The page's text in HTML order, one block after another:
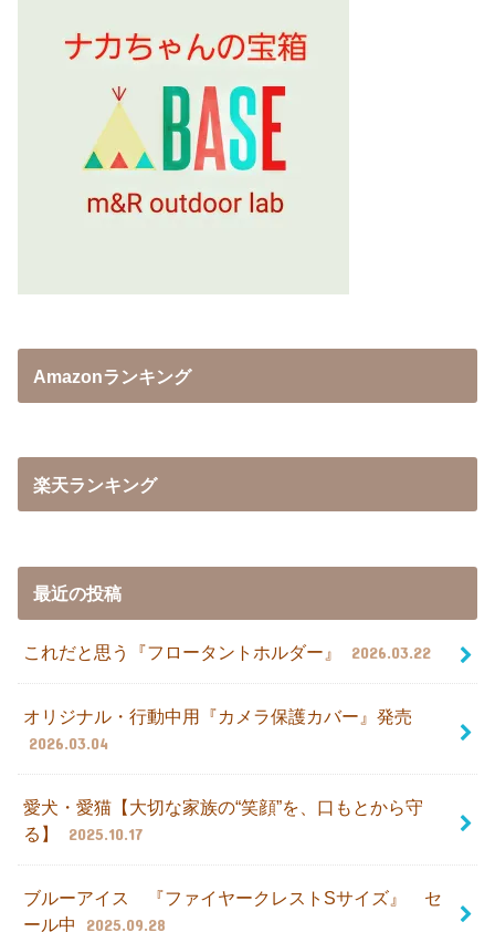
Amazonランキング
楽天ランキング
最近の投稿
これだと思う『フロータントホルダー』 2026.03.22
オリジナル・行動中用『カメラ保護カバー』発売
2026.03.04
愛犬・愛猫【大切な家族の“笑顔”を、口もとから守
る】
2025.10.17
ブルーアイス 『ファイヤークレストSサイズ』 セ
ール中
2025.09.28